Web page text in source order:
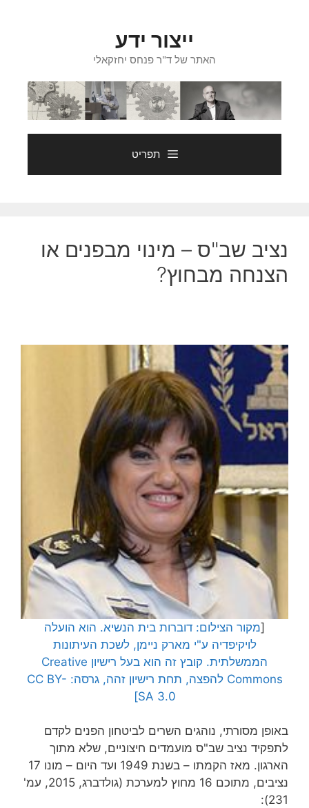
ייצור ידע
האתר של ד"ר פנחס יחזקאלי
תפריט
נציב שב"ס – מינוי מבפנים או
הצנחה מבחוץ?
[מקור הצילום: דוברות בית הנשיא. הוא הועלה
לויקיפדיה ע"י מארק ניימן, לשכת העיתונות
הממשלתית. קובץ זה הוא בעל רישיון Creative
Commons להפצה, תחת רישיון זהה, גרסה: CC BY-
SA 3.0]
באופן מסורתי, נוהגים השרים לביטחון הפנים לקדם
לתפקיד נציב שב"ס מועמדים חיצוניים, שלא מתוך
הארגון. מאז הקמתו – בשנת 1949 ועד היום – מונו 17
נציבים, מתוכם 16 מחוץ למערכת (גולדברג, 2015, עמ'
231):